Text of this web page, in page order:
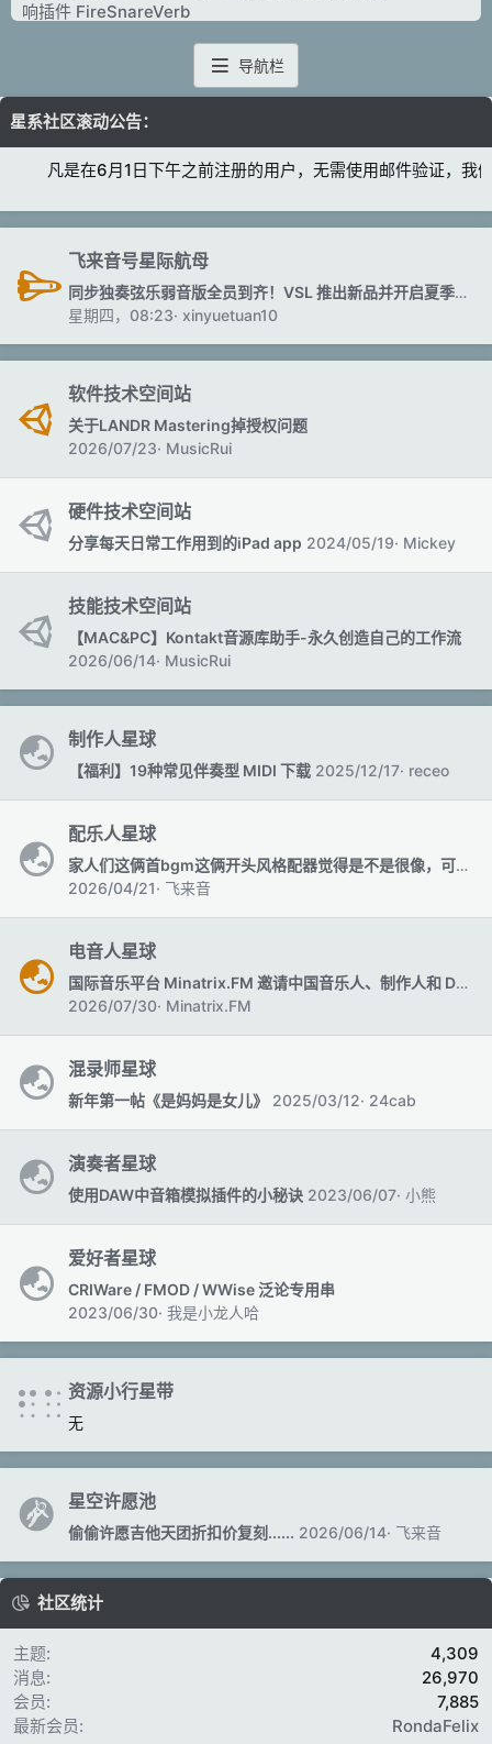
响插件 FireSnareVerb
增加到 300 台合成器！UVI 更新合成器采样音源合
集 Synth Anthology 5
2026/07/03
VSL 发布同步系列铜管制音版音源合集 Synchron
Brass (muted)
转采样插件 Loop 2 Kit
2026/06/27 飞来音专业音频软件商城
交响恐惧接班人？ProjectSAM 发布分声部弦乐音
色库 Lineage Strings
三体声音科技发布智能消齿音处理插件 Future DS
2026/06/24
2026/06/24
自制压缩插件DB-5035 免费分享
AI 介入夯爆了！VSL 维也纳升级 Vienna
Ensemble Pro 8.1！
2026/06/18
偷偷许愿吉他天团折扣价复刻......
2026/06/13
【MAC&PC】Kontakt音源库助手-永久创造自己的
UVI 发布多引擎驱动的现代贝斯合成器插件 Rumble
2026/06/11 xinyuetuan10
导航栏
星系社区滚动公告：
凡是在6月1日下午之前注册的用户，无需使用邮件验证，我
飞来音号星际航母
同步独奏弦乐弱音版全员到齐！VSL 推出新品并开启夏季升级促销！
星期四，08:23 xinyuetuan10
软件技术空间站
关于LANDR Mastering掉授权问题
2026/07/23 MusicRui
硬件技术空间站
分享每天日常工作用到的iPad app 2024/05/19 Mickey
技能技术空间站
【MAC&PC】Kontakt音源库助手-永久创造自己的工作流
2026/06/14 MusicRui
制作人星球
【福利】19种常见伴奏型 MIDI 下载 2025/12/17 receo
配乐人星球
家人们这俩首bgm这俩开头风格配器觉得是不是很像，可能是roland的硬音源能否推荐几个
2026/04/21
飞来音
电音人星球
国际音乐平台 Minatrix.FM 邀请中国音乐人、制作人和 DJ 合作
2026/07/30 Minatrix.FM
混录师星球
新年第一帖《是妈妈是女儿》 2025/03/12 24cab
演奏者星球
使用DAW中音箱模拟插件的小秘诀 2023/06/07 小熊
爱好者星球
CRIWare / FMOD / WWise 泛论专用串
2023/06/30 我是小龙人哈
资源小行星带
无
星空许愿池
偷偷许愿吉他天团折扣价复刻...... 2026/06/14 飞来音
社区统计
主题
4,309
消息
26,970
会员
7,885
最新会员
RondaFelix